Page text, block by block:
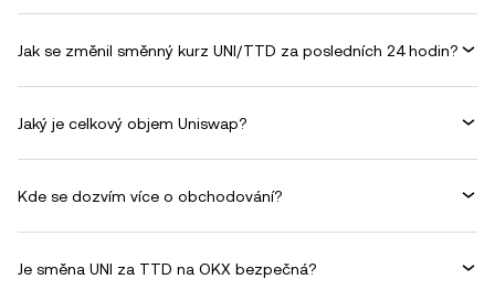
Jak se změnil směnný kurz UNI/TTD za posledních 24 hodin?
Jaký je celkový objem Uniswap?
Kde se dozvím více o obchodování?
Je směna UNI za TTD na OKX bezpečná?